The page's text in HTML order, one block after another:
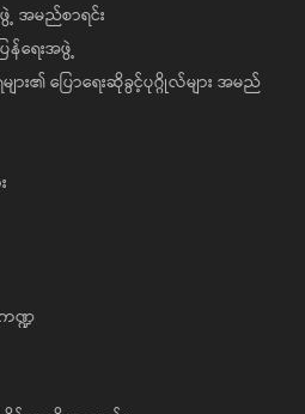
အမည်စာရင်း
န်ရေးအဖွဲ့
း၏ ပြောရေးဆိုခွင့်ပုဂ္ဂိုလ်များ အမည်
ဏ္ဍ